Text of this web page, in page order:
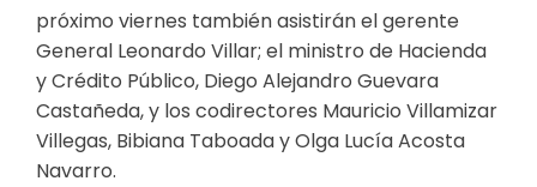
próximo viernes también asistirán el gerente
General Leonardo Villar; el ministro de Hacienda
y Crédito Público, Diego Alejandro Guevara
Castañeda, y los ​codirectores Mauricio Villamizar
Villegas, Bibiana Taboada y Olga Lucía Acosta
Navarro.